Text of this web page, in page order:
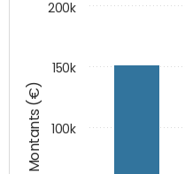
Montants (€) 100k
150k
200k